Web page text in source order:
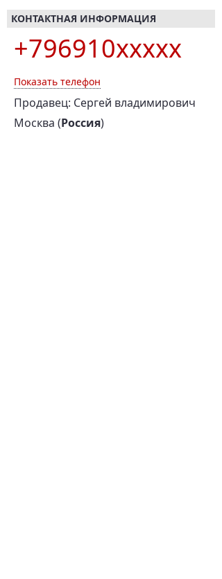
КОНТАКТНАЯ ИНФОРМАЦИЯ
+796910xxxxx
Показать телефон
Продавец: Сергей владимирович
Москва (Россия)